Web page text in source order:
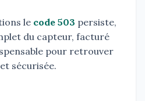
le code 503 persiste,
du capteur, facturé
pour retrouver
sécurisée.